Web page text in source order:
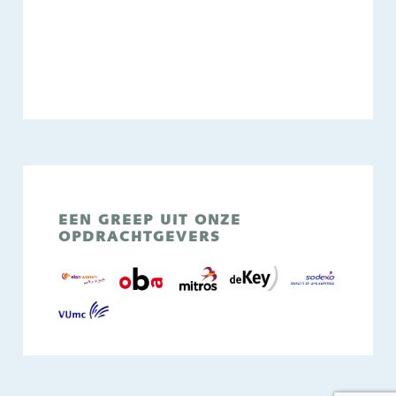
EEN GREEP UIT ONZE
OPDRACHTGEVERS